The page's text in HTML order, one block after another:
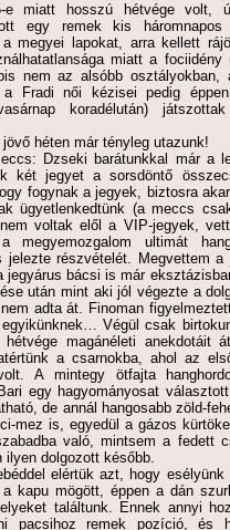
e miatt hosszú hétvége volt,
egy remek kis háromnapos
a megyei lapokat, arra kellett
miatt a fociidény
nem az alsóbb osztályokban,
a Fradi női kézisei pedig
koradélután)
jövő héten már tényleg utazunk!
Dzseki barátunkkal már a
két jegyet a sorsdöntő
fogynak a jegyek, biztosra
ügyetlenkedtünk (a meccs
voltak elől a VIP-jegyek,
megyemozgalom ultimát
jelezte részvételét. Megvettem
jegyárus bácsi is már
után mint aki jól végezte a
adta át. Finoman
Végül csak
hétvége magánéleti anekdotáit
a csarnokba, ahol az
A mintegy ötfajta
egy hagyományosat
de annál hangosabb zöld-
mez is, egyedül a gázos
való, mintsem a fedett
ilyen dolgozott később.
elértük azt, hogy
a kapu mögött, éppen a dán
találtunk. Ennek annyi
pacsihoz remek pozíció, és